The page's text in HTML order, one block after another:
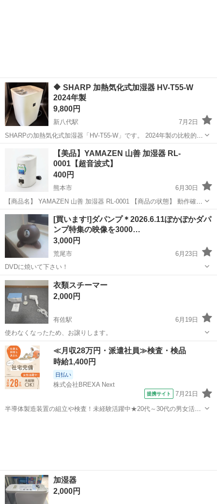
🔶 SHARP 加熱気化式加湿器 HV-T55-W
2024年製
9,800円
新八代駅
7月2日
SHARPの加熱気化式加湿器「HV-T55-W」です。 2024年製の比較的新
しいモデルで、蒸気が見えにくい加熱気化式を採用した使いやすい加
湿器です。 これからの季節の乾燥対策にぴったりの一台です。 ⚫︎メー
カー：SHAR...
新八代駅 季節、空調家電 SHARP
【美品】YAMAZEN 山善 加湿器 RL-
0001【超音波式】
400円
熊本市
6月30日
【商品名】 YAMAZEN 山善 加湿器 RL-0001 【商品の状態】 動作確認
済み。 目立った傷や汚れはなく、きれいな状態です。 【仕様】 加湿
方式：超音波式 加湿量：最大250ml/h タンク容...
熊本 熊本市 季節、空調家電 YAMAZEN
[買います!]ダパンプ＊2026.6.11ぽかぽかダパ
ンプ特集の映像を3000…
3,000円
荒尾市
6月23日
DVDに焼いて下さい！
熊本 荒尾市 季節、空調家電
衣類スチーマー
2,000円
有佐駅
6月19日
使わなくなったため、お譲りします。
熊本 八代市 有佐駅 季節、空調家電 スチーマー
≪月収28万円・派遣社員≫検査・検品
時給1,400円
日払い
株式会社BREXA Next
提携サイト 7月21日
半導体製造装置の組立や検査！未経験活躍中★20代～30代の男女活躍
加湿器
2,000円